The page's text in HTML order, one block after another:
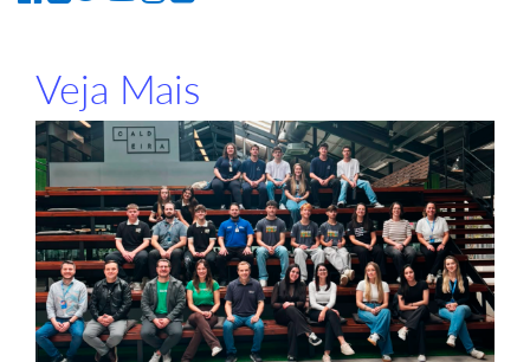
Veja Mais